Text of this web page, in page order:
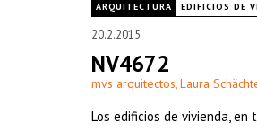
ARQUITECTURA EDIFICIOS DE
20.2.2015
NV4672
mvs arquitectos, Laura
Los edificios de vivienda,